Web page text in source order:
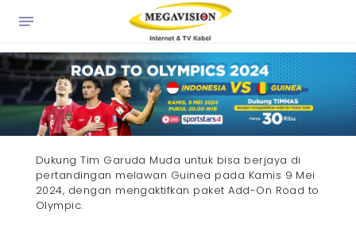
Dukung Tim Garuda Muda untuk bisa berjaya di
pertandingan melawan Guinea pada Kamis 9 Mei
2024, dengan mengaktifkan paket Add-On Road to
Olympic.